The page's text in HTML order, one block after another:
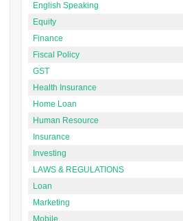
English Speaking
Equity
Finance
Fiscal Policy
GST
Health Insurance
Home Loan
Human Resource
Insurance
Investing
LAWS & REGULATIONS
Loan
Marketing